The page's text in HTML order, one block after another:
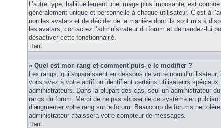
L’autre type, habituellement une image plus imposante, est
généralement unique et personnelle à chaque utilisateur. C’est à
non les avatars et de décider de la manière dont ils sont mis à
les avatars, contactez l’administrateur du forum et demandez-lui
désactiver cette fonctionnalité.
Haut
» Quel est mon rang et comment puis-je le modifier ?
Les rangs, qui apparaissent en dessous de votre nom
vous avez à votre actif ou identifient certains utilisateurs
administrateurs. Dans la plupart des cas, seul un administrateur
rangs du forum. Merci de ne pas abuser de ce système en
d’augmenter votre rang sur le forum. Beaucoup de forums ne
administrateur abaissera votre compteur de messages.
Haut